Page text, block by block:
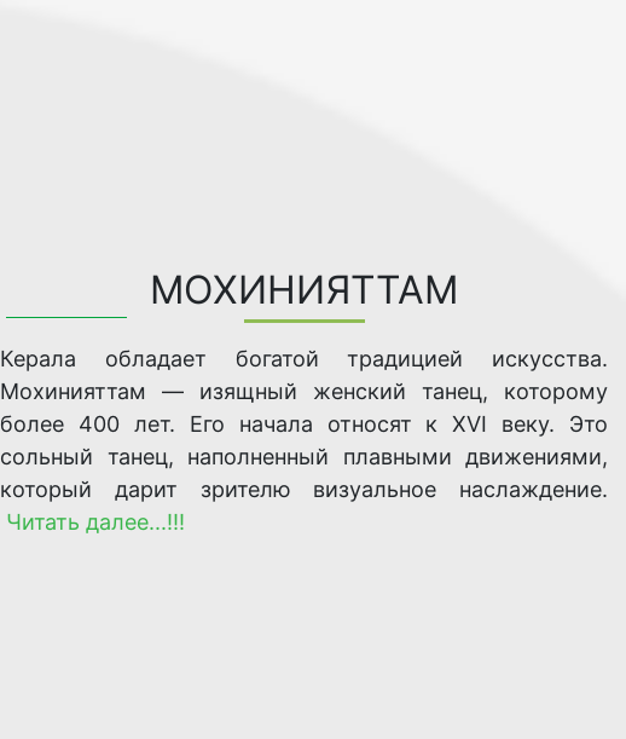
МОХИНИЯТТАМ
Керала обладает богатой традицией искусства.
Мохинияттам — изящный женский танец, которому
более 400 лет. Его начала относят к XVI веку. Это
сольный танец, наполненный плавными движениями,
который дарит зрителю визуальное наслаждение.
Читать далее...!!!